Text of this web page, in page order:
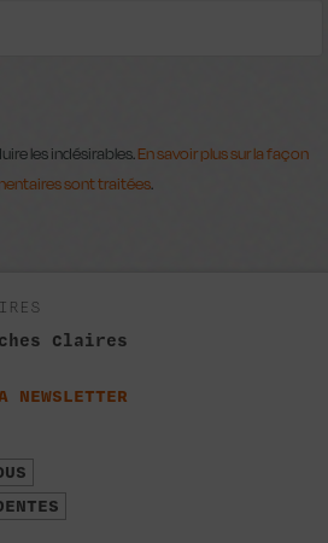
les indésirables.En savoir plus sur la façon
sont traitées.
Claires